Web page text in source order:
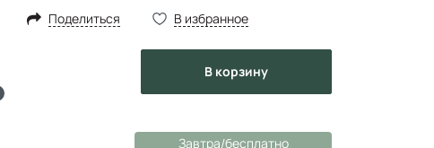
Поделиться В избранное
в корзину
Завтра/бесплатно